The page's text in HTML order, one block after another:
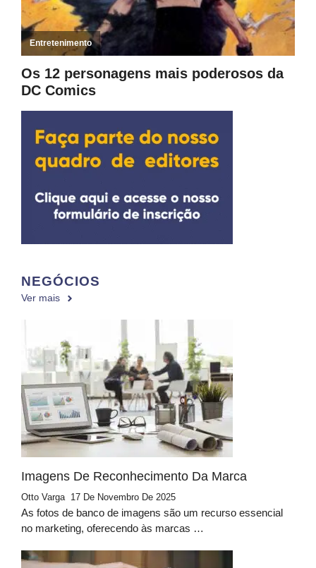
NEGÓCIOS
Ver mais
Imagens De Reconhecimento Da Marca
Otto Varga 17 De Novembro De 2025
As fotos de banco de imagens são um recurso essencial
no marketing, oferecendo às marcas …